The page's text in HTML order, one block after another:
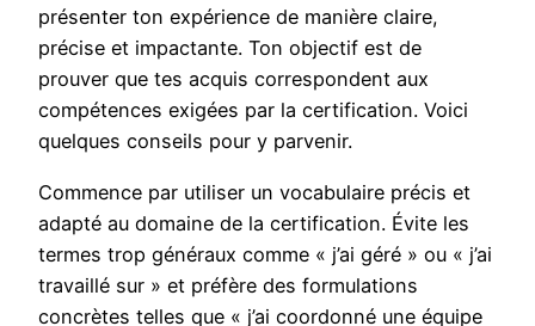
présenter ton expérience de manière claire,
précise et impactante. Ton objectif est de
prouver que tes acquis correspondent aux
compétences exigées par la certification. Voici
quelques conseils pour y parvenir.
Commence par utiliser un vocabulaire précis et
adapté au domaine de la certification. Évite les
termes trop généraux comme « j’ai géré » ou « j’ai
travaillé sur » et préfère des formulations
concrètes telles que « j’ai coordonné une équipe